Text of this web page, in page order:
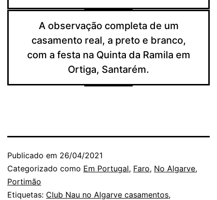
A observação completa de um
casamento real, a preto e branco,
com a festa na Quinta da Ramila em
Ortiga, Santarém.
Publicado em 26/04/2021
Categorizado como Em Portugal, Faro, No Algarve,
Portimão
Etiquetas: Club Nau no Algarve casamentos,